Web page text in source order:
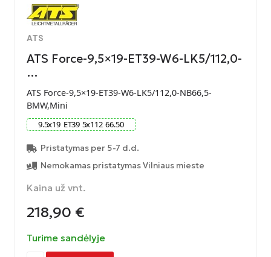
ATS
ATS Force-9,5×19-ET39-W6-LK5/112,0-
…
ATS Force-9,5×19-ET39-W6-LK5/112,0-NB66,5-
BMW,Mini
9.5x19 ET39 5x112 66.50
Pristatymas per 5-7 d.d.
Nemokamas pristatymas Vilniaus mieste
Kaina už vnt.
218,90 €
Turime sandėlyje